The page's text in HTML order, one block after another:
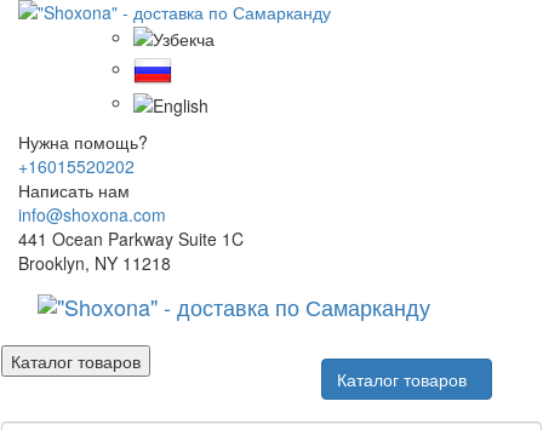
Нужна помощь?
+16015520202
Написать нам
info@shoxona.com
441 Ocean Parkway Suite 1C
Brooklyn, NY 11218
Каталог товаров
Каталог товаров